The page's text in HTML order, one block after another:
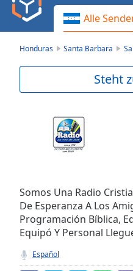
Backward
Skip
Current
Seek to
currently
behind
LIVE
Remaining
Time-
Alle
Honduras Santa Barbara
Steht
Somos Una Radio
De Esperanza A Los
Programación Bíblica,
Equipó Y Personal
Español